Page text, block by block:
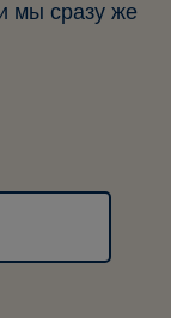
мы сразу же